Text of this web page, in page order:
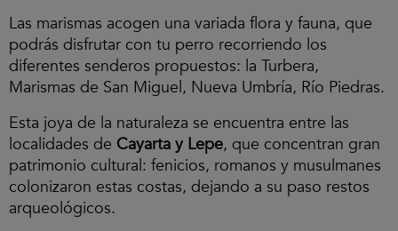
Las marismas acogen una variada flora y fauna, que
podrás disfrutar con tu perro recorriendo los
diferentes senderos propuestos: la Turbera,
Marismas de San Miguel, Nueva Umbría, Río Piedras.
Esta joya de la naturaleza se encuentra entre las
localidades de Cayarta y Lepe, que concentran gran
patrimonio cultural: fenicios, romanos y musulmanes
colonizaron estas costas, dejando a su paso restos
arqueológicos.